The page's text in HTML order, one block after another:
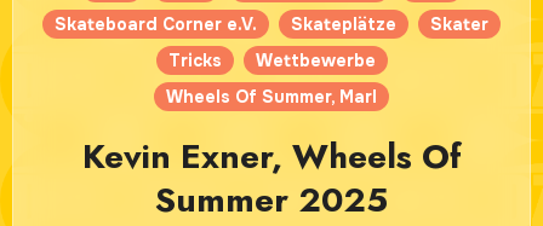
Skateboard Corner e.V.
Skateplätze
Skater
Tricks
Wettbewerbe
Wheels Of Summer, Marl
Kevin Exner, Wheels Of
Summer 2025